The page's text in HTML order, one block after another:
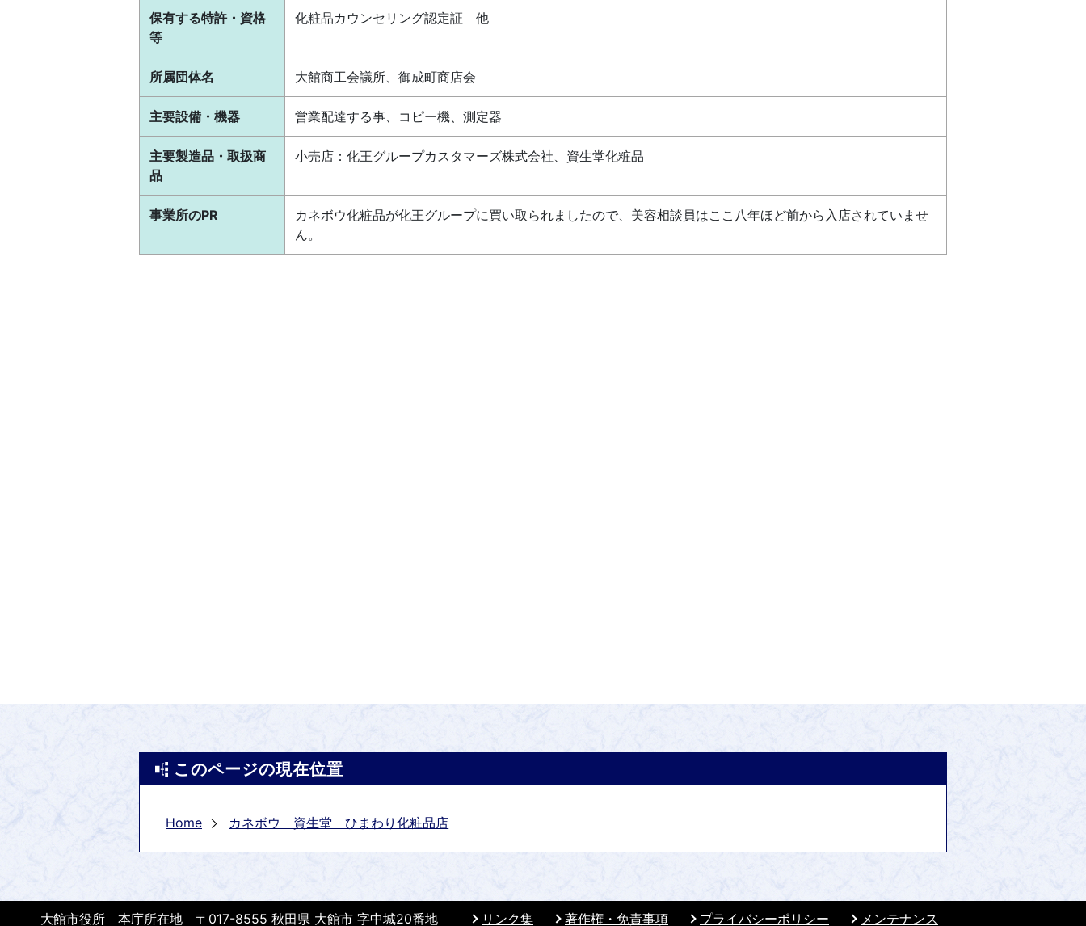
保有する特許・資格
等
化粧品カウンセリング認定証 他
所属団体名 大館商工会議所、御成町商店会
主要設備・機器 営業配達する事、コピー機、測定器
主要製造品・取扱商
品
小売店：化王グループカスタマーズ株式会社、資生堂化粧品
事業所のPR
カネボウ化粧品が化王グループに買い取られましたので、美容相談員はここ八年ほど前から入店されていませ
ん。
このページの現在位置
Home カネボウ 資生堂 ひまわり化粧品店
リンク集 著作権・免責事項 プライバシーポリシー メンテナンス
大館市役所 本庁所在地 〒017-8555 秋田県 大館市 字中城20番地